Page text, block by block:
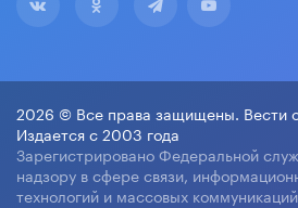
2026 © Все права защищены. Вести
Издается с 2003 года
Зарегистрировано Федеральной
надзору в сфере связи,
технологий и массовых